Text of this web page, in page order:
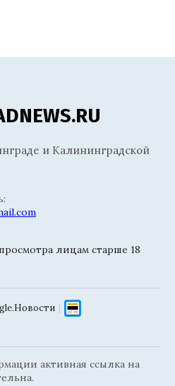
и Калининградской
лицам старше 18
|
активная ссылка на